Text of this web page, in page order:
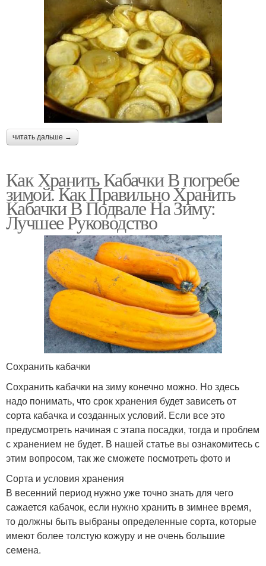
читать дальше →
Как Хранить Кабачки В погребе
зимой. Как Правильно Хранить
Кабачки В Подвале На Зиму:
Лучшее Руководство
Сохранить кабачки
Сохранить кабачки на зиму конечно можно. Но здесь
надо понимать, что срок хранения будет зависеть от
сорта кабачка и созданных условий. Если все это
предусмотреть начиная с этапа посадки, тогда и проблем
с хранением не будет. В нашей статье вы ознакомитесь с
этим вопросом, так же сможете посмотреть фото и
Сорта и условия хранения
В весенний период нужно уже точно знать для чего
сажается кабачок, если нужно хранить в зимнее время,
то должны быть выбраны определенные сорта, которые
имеют более толстую кожуру и не очень большие
семена.